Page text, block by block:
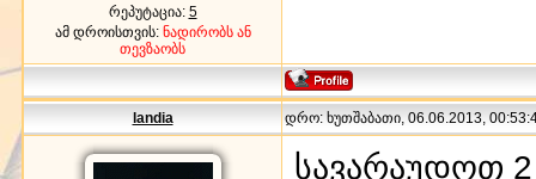
რეპუტაცია: 5
ამ დროისთვის: ნადირობს ან
თევზაობს
landia დრო: ხუთშაბათი, 06.06.2013,
სავარაუდოთ 2